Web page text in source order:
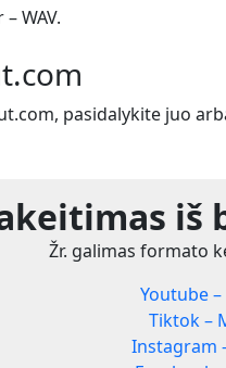
WAV.
pasidalykite juo
iš
Žr. galimas formato
Youtube
Tiktok –
Instagram